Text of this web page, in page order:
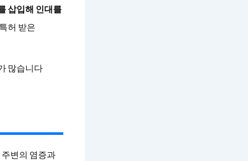
삽입해 인대를
허 받은
많습니다
변의 염증과